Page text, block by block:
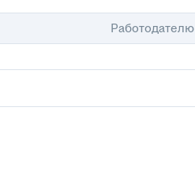
Работодателю